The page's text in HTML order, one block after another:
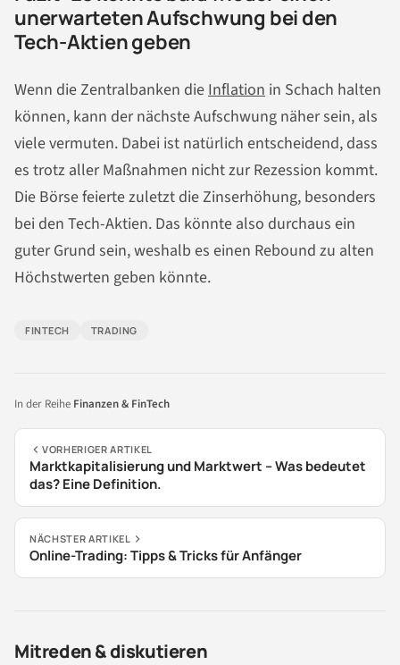
unerwarteten Aufschwung bei den
Tech-Aktien geben
Wenn die Zentralbanken dieInflation in Schach halten
können, kann der nächste Aufschwung näher sein, als
viele vermuten. Dabei ist natürlich entscheidend, dass
es trotz aller Maßnahmen nicht zur Rezession kommt.
Die Börse feierte zuletzt die Zinserhöhung, besonders
bei den Tech-Aktien. Das könnte also durchaus ein
guter Grund sein, weshalb es einen Rebound zu alten
Höchstwerten geben könnte.
FINTECH TRADING
In der Reihe Finanzen & FinTech
VORHERIGER ARTIKEL
Marktkapitalisierung und Marktwert – Was bedeutet
das? Eine Definition.
NÄCHSTER ARTIKEL
Online-Trading: Tipps & Tricks für Anfänger
Mitreden & diskutieren